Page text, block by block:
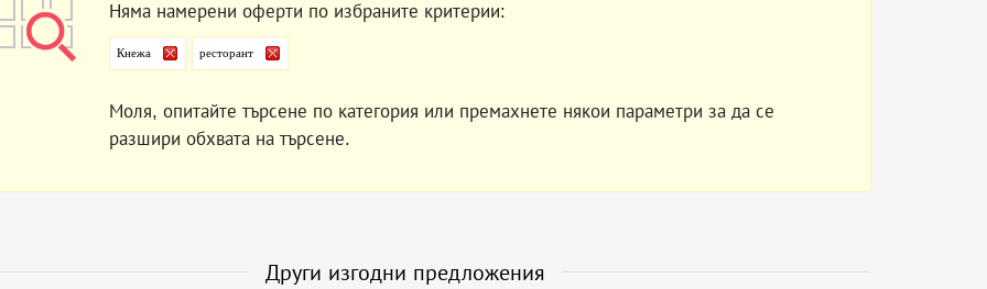
Няма намерени оферти по избраните критерии:
Кнежа ресторант
Моля, опитайте търсене по категория или премахнете някои параметри за да се
разшири обхвата на търсене.
Други изгодни предложения